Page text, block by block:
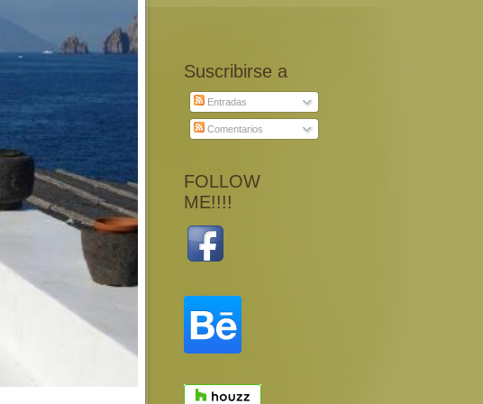
Suscribirse a
Entradas
Comentarios
FOLLOW
ME!!!!